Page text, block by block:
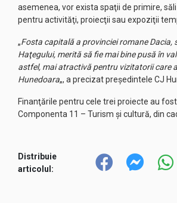
asemenea, vor exista spaţii de primire,
pentru activităţi, proiecţii sau expoziţii
„Fosta capitală a provinciei romane Dacia,
Haţegului, merită să fie mai bine pusă în
astfel, mai atractivă pentru vizitatorii care
Hunedoara„, a precizat preşedintele CJ
Finanţările pentru cele trei proiecte au
Componenta 11 – Turism şi cultură, din
Distribuie
articolul: